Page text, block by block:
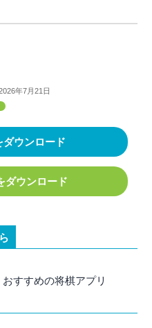
年7月21日
ウンロード
ダウンロード
おすすめの将棋アプリ